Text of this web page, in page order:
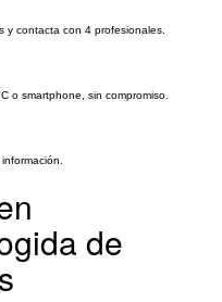
y contacta con 4 profesionales.
o smartphone, sin compromiso.
de